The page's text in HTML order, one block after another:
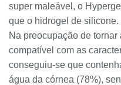
super maleável, o
que o hidrogel de silicone.
Na preocupação de
compatível com as
conseguiu-se que
água da córnea (78%),